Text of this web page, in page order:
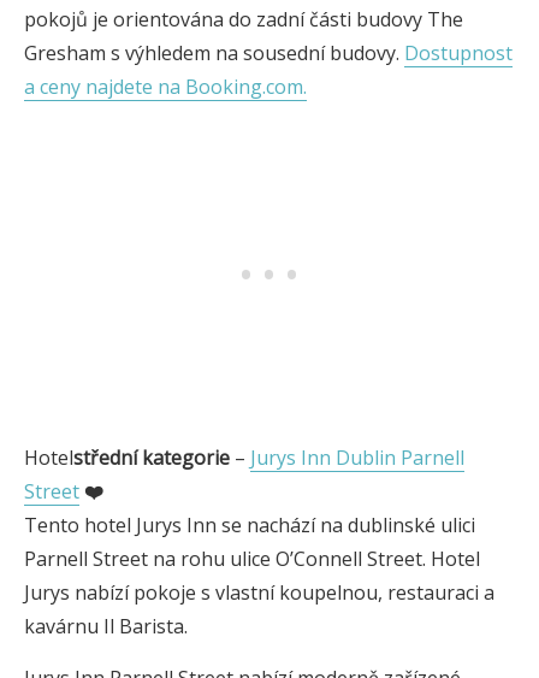
pokojů je orientována do zadní části budovy The
Gresham s výhledem na sousední budovy. Dostupnost
a ceny najdete na Booking.com.
Hotelstřední kategorie – Jurys Inn Dublin Parnell
Street ❤️
Tento hotel Jurys Inn se nachází na dublinské ulici
Parnell Street na rohu ulice O’Connell Street. Hotel
Jurys nabízí pokoje s vlastní koupelnou, restauraci a
kavárnu Il Barista.